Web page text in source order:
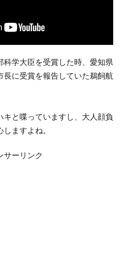
科学大臣を受賞した時、愛知県
長に受賞を報告していた鵜飼航
と喋っていますし、大人顔負
ますよね。
サーリンク